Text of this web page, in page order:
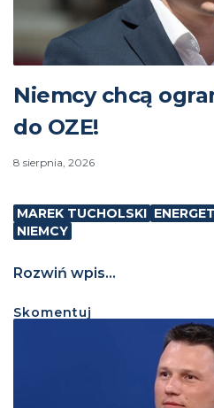
Niemcy chcą
do OZE!
8 sierpnia, 2026
MAREK TUCHOLSKI
NIEMCY
Rozwiń wpis...
Skomentuj